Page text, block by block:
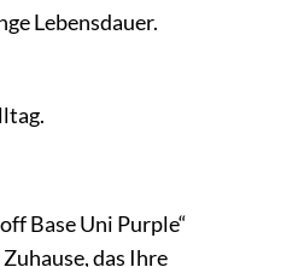
Lebensdauer.
Base Uni Purple“
das Ihre